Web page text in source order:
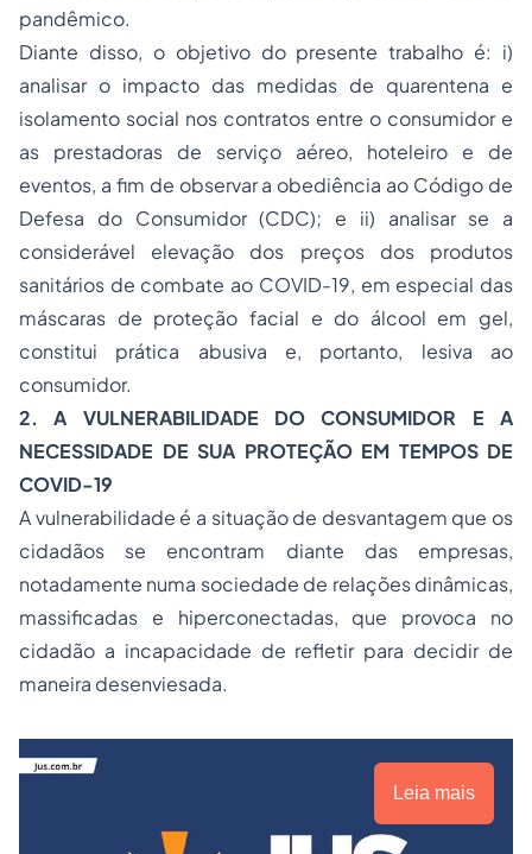
pandêmico.
Diante disso, o objetivo do presente trabalho é: i)
analisar o impacto das medidas de quarentena e
isolamento social nos contratos entre o consumidor e
as prestadoras de serviço aéreo, hoteleiro e de
eventos, a fim de observar a obediência ao Código de
Defesa do Consumidor (CDC); e ii) analisar se a
considerável elevação dos preços dos produtos
sanitários de combate ao COVID-19, em especial das
máscaras de proteção facial e do álcool em gel,
constitui prática abusiva e, portanto, lesiva ao
consumidor.
2. A VULNERABILIDADE DO CONSUMIDOR E A
NECESSIDADE DE SUA PROTEÇÃO EM TEMPOS DE
COVID-19
A vulnerabilidade é a situação de desvantagem que os
cidadãos se encontram diante das empresas,
notadamente numa sociedade de relações dinâmicas,
massificadas e hiperconectadas, que provoca no
cidadão a incapacidade de refletir para decidir de
maneira desenviesada.
Leia mais